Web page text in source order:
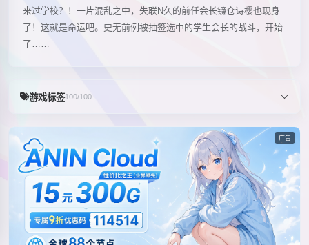
来过学校？！一片混乱之中，失联N久的前任会长镰仓诗樱也现身
了！这就是命运吧。史无前例被抽签选中的学生会长的战斗，开始
了……
游戏标签100/100
广告